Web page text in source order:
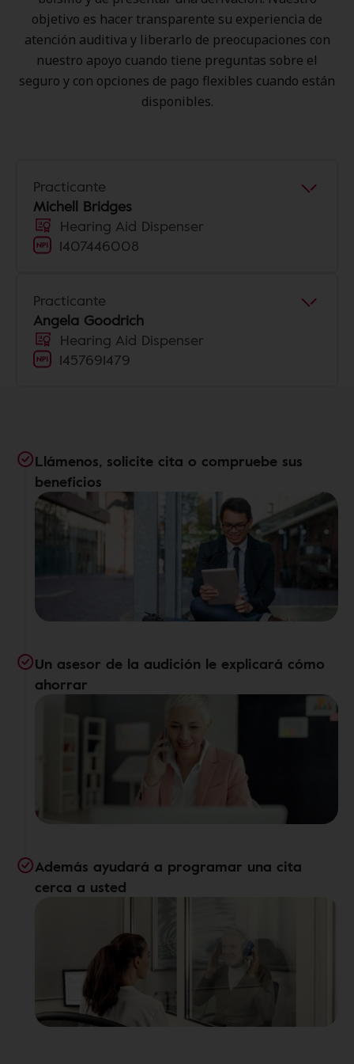
objetivo es hacer transparente su experiencia de
atención auditiva y liberarlo de preocupaciones con
nuestro apoyo cuando tiene preguntas sobre el
seguro y con opciones de pago flexibles cuando están
disponibles.
Practicante
Michell Bridges
Hearing Aid Dispenser
1407446008
Practicante
Angela Goodrich
Hearing Aid Dispenser
1457691479
Llámenos, solicite cita o compruebe sus
beneficios
Un asesor de la audición le explicará cómo
ahorrar
Además ayudará a programar una cita
cerca a usted